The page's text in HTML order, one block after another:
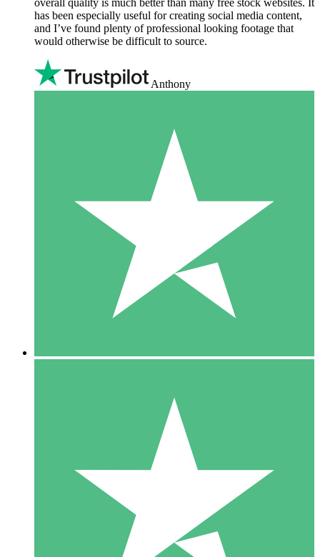
has been especially useful for creating social media content,
and I’ve found plenty of professional looking footage that
would otherwise be difficult to source.
Anthony